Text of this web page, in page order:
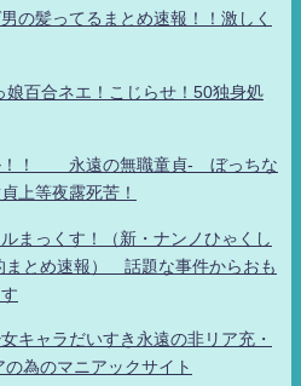
の髪ってるまとめ速報！！激しく
娘百合ネエ！こじらせ！50独身処
！！ 永遠の無職童貞- ぼっちな
上等夜露死苦！
まっくす！（新・ナンノひゃくし
まとめ速報） 話題な事件からおも
キャラだいすき永遠の非リア充・
為のマニアックサイト